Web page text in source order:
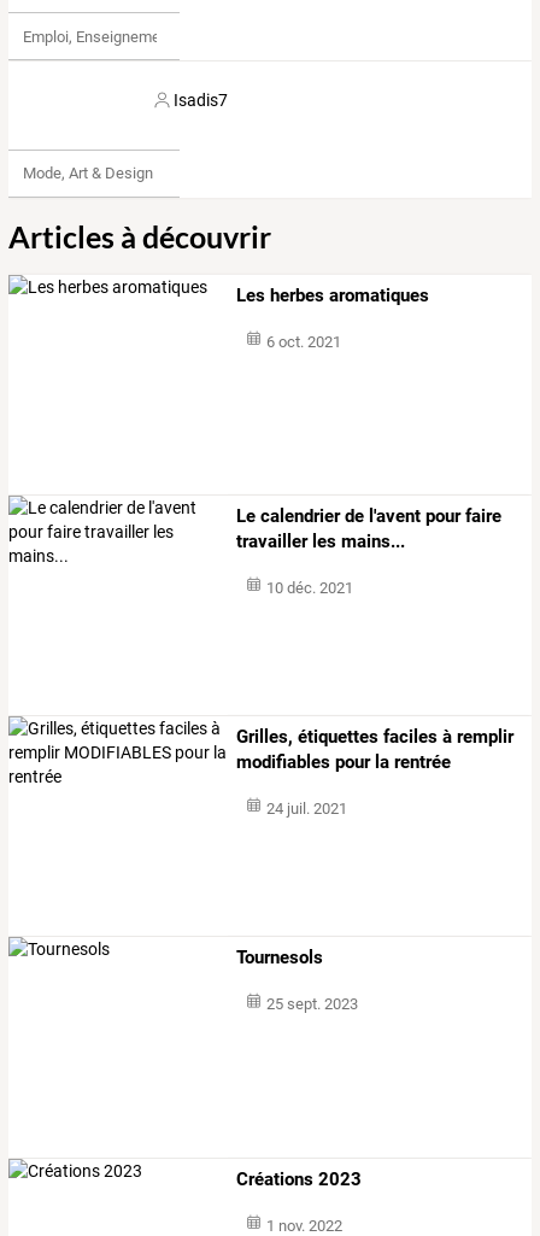
Emploi, Enseignement & Etudes
Isadis7
Mode, Art & Design
Articles à découvrir
Les herbes aromatiques
6 oct. 2021
Le calendrier de l'avent pour faire
travailler les mains...
10 déc. 2021
Grilles, étiquettes faciles à remplir
modifiables pour la rentrée
24 juil. 2021
Tournesols
25 sept. 2023
Créations 2023
1 nov. 2022